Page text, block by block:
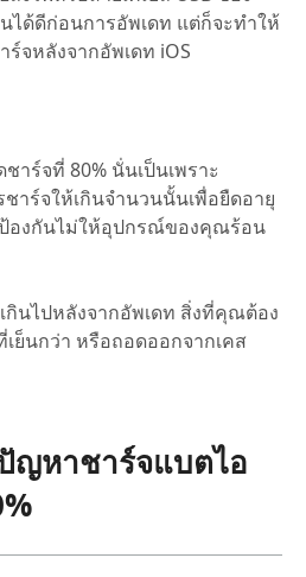
ได้ดีก่อนการอัพเดท แต่ก็จะทำให้
จหลังจากอัพเดท iOS
ร์จที่ 80% นั่นเป็นเพราะ
าร์จให้เกินจำนวนนั้นเพื่อยืดอายุ
ป้องกันไม่ให้อุปกรณ์ของคุณร้อน
นไปหลังจากอัพเดท สิ่งที่คุณต้อง
ย็นกว่า หรือถอดออกจากเคส
ญหาชาร์จแบตไอ